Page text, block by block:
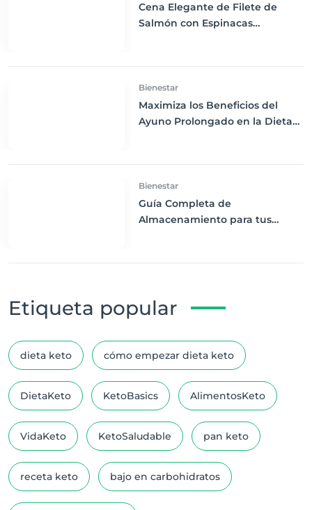
Cena Elegante de Filete de
Salmón con Espinacas
Bienestar
Maximiza los Beneficios del
Ayuno Prolongado en la Dieta
Bienestar
Guía Completa de
Almacenamiento para tus
Etiqueta popular
dieta keto cómo empezar dieta keto
DietaKeto KetoBasics AlimentosKeto
VidaKeto KetoSaludable pan keto
receta keto bajo en carbohidratos